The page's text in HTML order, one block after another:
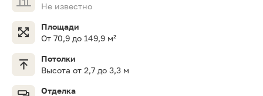
Не известно
Площади
От 70,9 до 149,9 м²
Потолки
Высота от 2,7 до 3,3 м
Отделка